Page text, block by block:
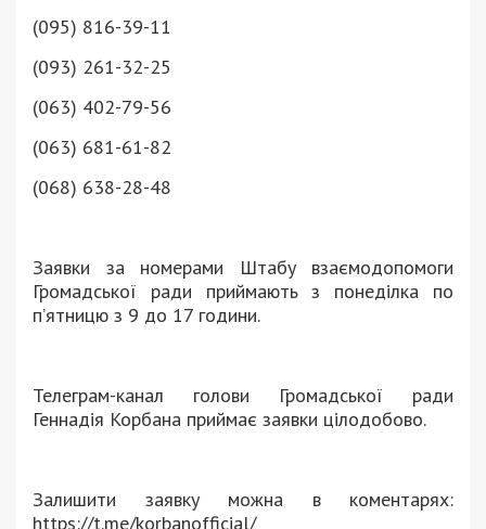
(095) 816-39-11
(093) 261-32-25
(063) 402-79-56
(063) 681-61-82
(068) 638-28-48
Заявки за номерами Штабу взаємодопомоги
Громадської ради приймають з понеділка по
п’ятницю з 9 до 17 години.
Телеграм-канал голови Громадської ради
Геннадія Корбана приймає заявки цілодобово.
Залишити заявку можна в коментарях:
https://t.me/korbanofficial/